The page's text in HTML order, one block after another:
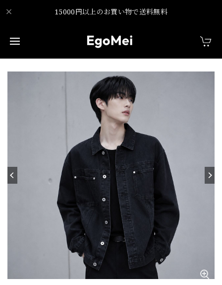
15000円以上のお買い物で送料無料